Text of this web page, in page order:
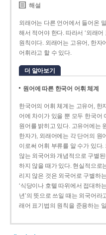
해설
외래어는 다른 언어에서 들어온
해서 적어야 한다. 따라서 ‘외래어
원칙이다. 외래어는 고유어, 한자
어휘라고 할 수 있다.
더 알아보기
원어에 따른 한국어 어휘 체계
한국어의 어휘 체계는 고유어, 한
어에 차이가 있을 뿐 모두 한국어
원어를 밝히고 있다. 고유어에는
한자가, 외래어에는 각 단어의 원
이로써 어휘 부류를 알 수가 있다
않는 외국어와 개념적으로 구별
하지 않을 때가 있다. 현실적으로
리지 않은 것은 외국어로 구별하
‘식당이나 호텔 따위에서 접대하
년’의 뜻으로 쓰일 때는 외국어라
래어 표기법의 원칙을 준용하는